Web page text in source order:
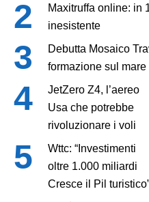
Maxitruffa online: in
inesistente
Debutta Mosaico
formazione sul mare
JetZero Z4, l’aereo
Usa che potrebbe
rivoluzionare i voli
Wttc: “Investimenti
oltre 1.000 miliardi
Cresce il Pil